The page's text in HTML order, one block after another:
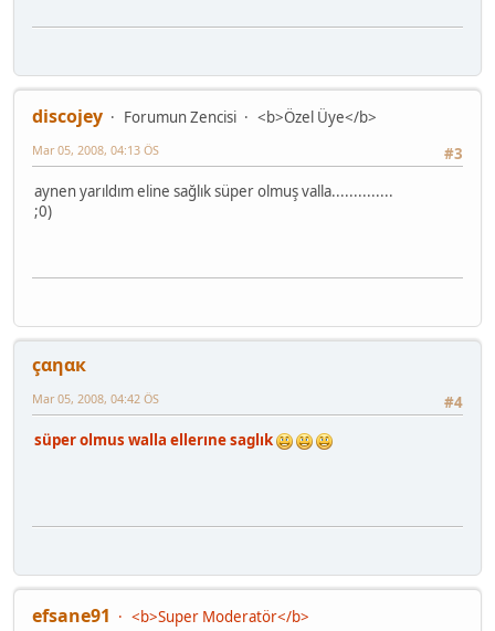
discojey Forumun Zencisi
<b>Özel Üye</b>
#3
Mar 05, 2008, 04:13 ÖS
aynen yarıldım eline sağlık süper olmuş valla..............
;0)
çαηαк
#4
Mar 05, 2008, 04:42 ÖS
süper olmus walla ellerıne saglık
efsane91
<b>Super Moderatör</b>